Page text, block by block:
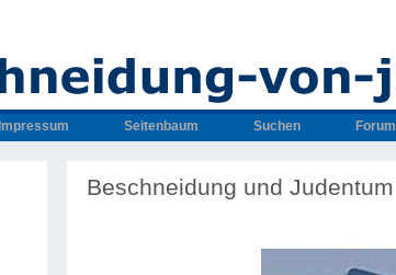
Impressum Seitenbaum Suchen Forum
Beschneidung und Judentum